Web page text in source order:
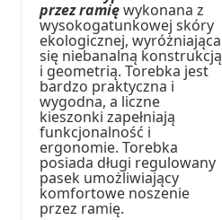
przez ramięwykonana z
wysokogatunkowej skóry
ekologicznej, wyróżniająca
się niebanalną konstrukcją
i geometrią. Torebka jest
bardzo praktyczna i
wygodna, a liczne
kieszonki zapełniają
funkcjonalność i
ergonomie. Torebka
posiada długi regulowany
pasek umożliwiający
komfortowe noszenie
przez ramię.